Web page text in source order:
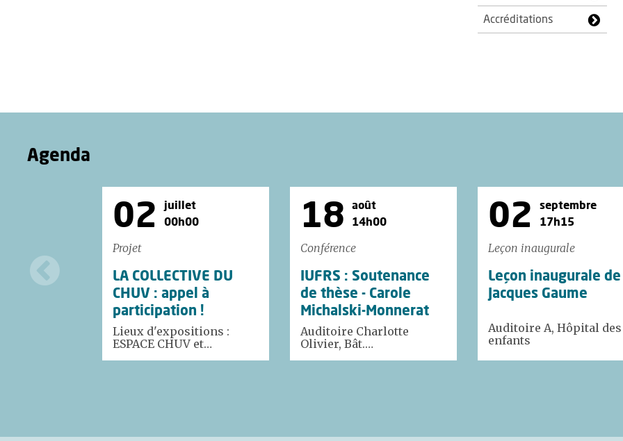
Accréditations
Agenda
02
juillet
00h00
Projet
LA COLLECTIVE DU
CHUV : appel à
participation !
Lieux d'expositions :
ESPACE CHUV et…
18
août
14h00
Conférence
IUFRS : Soutenance
de thèse - Carole
Michalski-Monnerat
Auditoire Charlotte
Olivier, Bât.…
02
septembre
17h15
Leçon inaugurale
Leçon inaugurale de
Jacques Gaume
Auditoire A, Hôpital des
enfants